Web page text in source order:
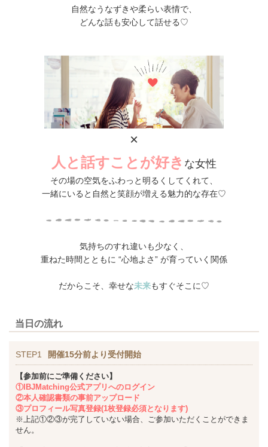
自然なうなずきや柔らい表情で、
どんな話も安心して話せる♡
×
人と話すことが好き な女性
その場の空気をふわっと明るくしてくれて、
一緒にいると自然と笑顔が増える魅力的な存在♡
気持ちのすれ違いも少なく、
重ねた時間とともに “心地よさ” が育っていく関係
だからこそ、幸せな未来もすぐそこに♡
当日の流れ
STEP1 開催15分前より受付開始
【参加前にご準備ください】
①IBJMatching公式アプリへのログイン
②本人確認書類の事前アップロード
③プロフィール写真登録(1枚登録必須となります)
※上記①②③が完了していない場合、ご参加いただくことができま
せん。